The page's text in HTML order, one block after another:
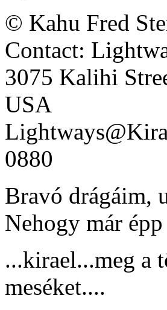
© Kahu Fred
Contact:
3075 Kalihi
USA
0880
Bravó drágáim,
Nehogy már
...kirael...meg a
meséket....